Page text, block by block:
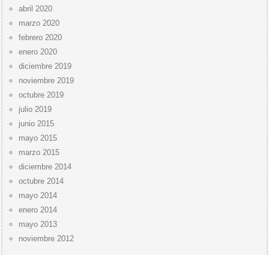
abril 2020
marzo 2020
febrero 2020
enero 2020
diciembre 2019
noviembre 2019
octubre 2019
julio 2019
junio 2015
mayo 2015
marzo 2015
diciembre 2014
octubre 2014
mayo 2014
enero 2014
mayo 2013
noviembre 2012